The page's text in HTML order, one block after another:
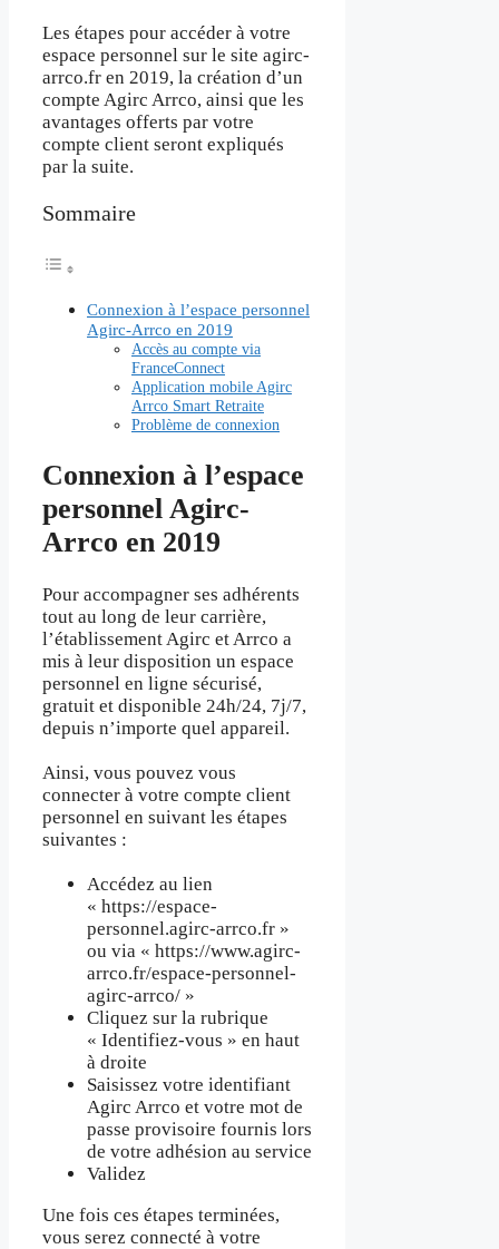
Les étapes pour accéder à votre
espace personnel sur le site agirc-
arrco.fr en 2019, la création d’un
compte Agirc Arrco, ainsi que les
avantages offerts par votre
compte client seront expliqués
par la suite.
Sommaire
Connexion à l’espace personnel
Agirc-Arrco en 2019
Accès au compte via
FranceConnect
Application mobile Agirc
Arrco Smart Retraite
Problème de connexion
Connexion à l’espace
personnel Agirc-
Arrco en 2019
Pour accompagner ses adhérents
tout au long de leur carrière,
l’établissement Agirc et Arrco a
mis à leur disposition un espace
personnel en ligne sécurisé,
gratuit et disponible 24h/24, 7j/7,
depuis n’importe quel appareil.
Ainsi, vous pouvez vous
connecter à votre compte client
personnel en suivant les étapes
suivantes :
Accédez au lien
« https://espace-
personnel.agirc-arrco.fr »
ou via « https://www.agirc-
arrco.fr/espace-personnel-
agirc-arrco/ »
Cliquez sur la rubrique
« Identifiez-vous » en haut
à droite
Saisissez votre identifiant
Agirc Arrco et votre mot de
passe provisoire fournis lors
de votre adhésion au service
Validez
Une fois ces étapes terminées,
vous serez connecté à votre